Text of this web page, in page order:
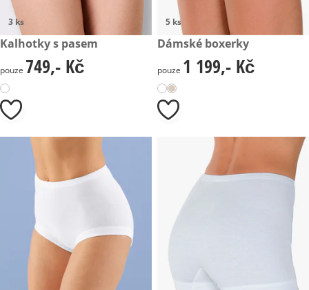
3 ks
749,- Kč
Kalhotky s pasem
749,- Kč
pouze 749,- Kč
5 ks
1 199,- Kč
Dámské boxerky
1 199,- Kč
pouze 1 199,- Kč